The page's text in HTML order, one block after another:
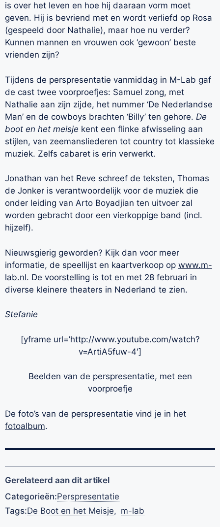
is over het leven en hoe hij daaraan vorm moet
geven. Hij is bevriend met en wordt verliefd op Rosa
(gespeeld door Nathalie), maar hoe nu verder?
Kunnen mannen en vrouwen ook ‘gewoon’ beste
vrienden zijn?
Tijdens de perspresentatie vanmiddag in M-Lab gaf
de cast twee voorproefjes: Samuel zong, met
Nathalie aan zijn zijde, het nummer ‘De Nederlandse
Man’ en de cowboys brachten ‘Billy’ ten gehore. De
boot en het meisje kent een flinke afwisseling aan
stijlen, van zeemansliederen tot country tot klassieke
muziek. Zelfs cabaret is erin verwerkt.
Jonathan van het Reve schreef de teksten, Thomas
de Jonker is verantwoordelijk voor de muziek die
onder leiding van Arto Boyadjian ten uitvoer zal
worden gebracht door een vierkoppige band (incl.
hijzelf).
Nieuwsgierig geworden? Kijk dan voor meer
informatie, de speellijst en kaartverkoop op www.m-
lab.nl. De voorstelling is tot en met 28 februari in
diverse kleinere theaters in Nederland te zien.
Stefanie
[yframe url=’http://www.youtube.com/watch?
v=ArtiA5fuw-4′]
Beelden van de perspresentatie, met een
voorproefje
De foto’s van de perspresentatie vind je in het
fotoalbum.
Gerelateerd aan dit artikel
Categorieën:Perspresentatie
Tags:De Boot en het Meisje, m-lab